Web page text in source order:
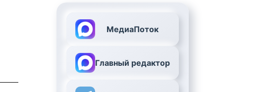
МедиаПоток
Главный редактор